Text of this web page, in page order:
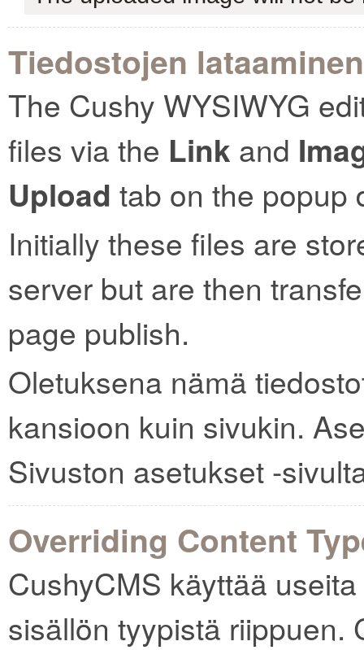
Tiedostojen lataaminen
The Cushy WYSIWYG
files via the Link and
Upload tab on the popup
Initially these files are
server but are then
page publish.
Oletuksena nämä
kansioon kuin sivukin.
Sivuston asetukset -
Overriding Content
CushyCMS käyttää
sisällön tyypistä riippuen.